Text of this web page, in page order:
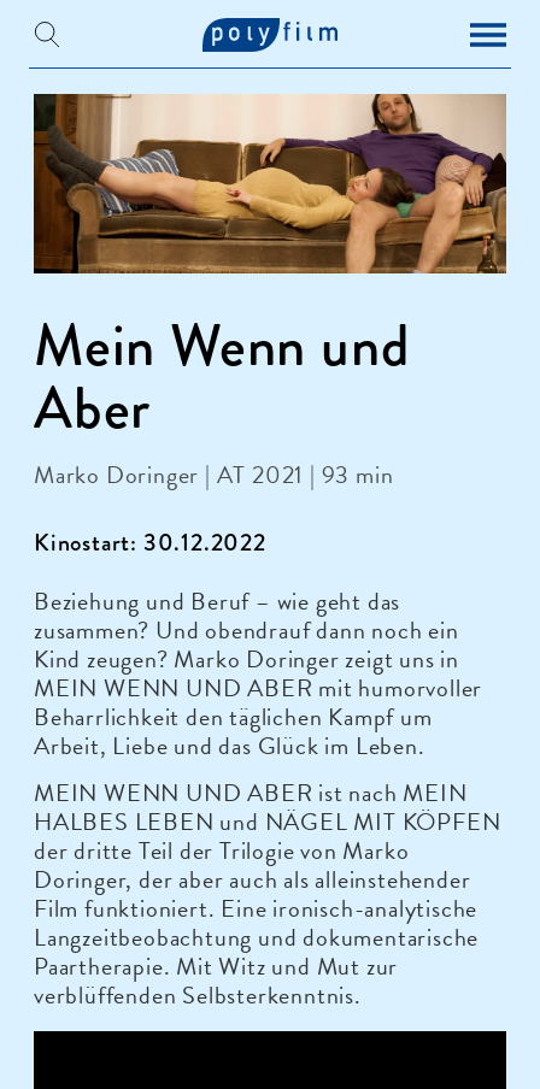
Mein Wenn und
Aber
Marko Doringer | AT 2021 | 93 min
Kinostart: 30.12.2022
Beziehung und Beruf – wie geht das
zusammen? Und obendrauf dann noch ein
Kind zeugen? Marko Doringer zeigt uns in
MEIN WENN UND ABER mit humorvoller
Beharrlichkeit den täglichen Kampf um
Arbeit, Liebe und das Glück im Leben.
MEIN WENN UND ABER ist nach MEIN
HALBES LEBEN und NÄGEL MIT KÖPFEN
der dritte Teil der Trilogie von Marko
Doringer, der aber auch als alleinstehender
Film funktioniert. Eine ironisch-analytische
Langzeitbeobachtung und dokumentarische
Paartherapie. Mit Witz und Mut zur
verblüffenden Selbsterkenntnis.